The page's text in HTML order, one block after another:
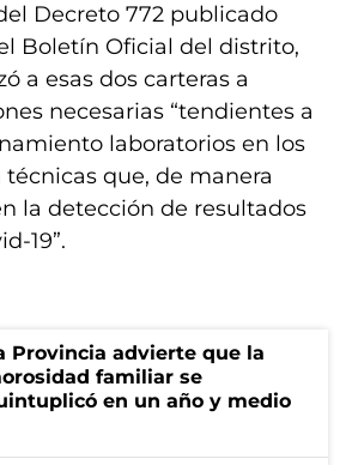
Decreto 772 publicado
Boletín Oficial del distrito,
a esas dos carteras a
necesarias “tendientes a
laboratorios en los
que, de manera
la detección de resultados
19”.
Provincia advierte que la
familiar se
en un año y medio